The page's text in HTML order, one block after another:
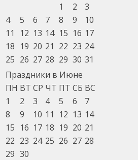
1
2
3
4
5 6 7 8 9
10
11
12 13 14 15 16 17
18 19 20 21 22 23 24
25 26 27 28 29 30 31
Праздники в Июне
ПН ВТ СР ЧТ ПТ СБ ВС
1
2 3 4 5 6
7
8
9 10 11 12 13 14
15 16 17 18 19 20 21
22 23 24 25 26 27 28
29 30